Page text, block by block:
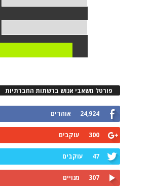
פורטל משאבי אנוש ברשתות החברתיות
24,924 אוהדים
300 עוקבים
47 עוקבים
307 מנויים